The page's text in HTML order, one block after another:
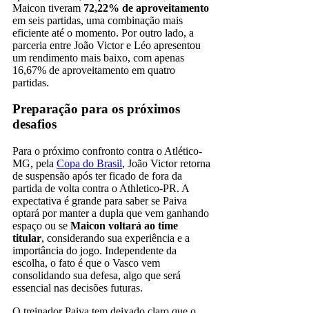
Maicon tiveram 72,22% de aproveitamento
em seis partidas, uma combinação mais
eficiente até o momento. Por outro lado, a
parceria entre João Victor e Léo apresentou
um rendimento mais baixo, com apenas
16,67% de aproveitamento em quatro
partidas.
Preparação para os próximos
desafios
Para o próximo confronto contra o Atlético-
MG, pela Copa do Brasil, João Victor retorna
de suspensão após ter ficado de fora da
partida de volta contra o Athletico-PR. A
expectativa é grande para saber se Paiva
optará por manter a dupla que vem ganhando
espaço ou se Maicon voltará ao time
titular, considerando sua experiência e a
importância do jogo. Independente da
escolha, o fato é que o Vasco vem
consolidando sua defesa, algo que será
essencial nas decisões futuras.